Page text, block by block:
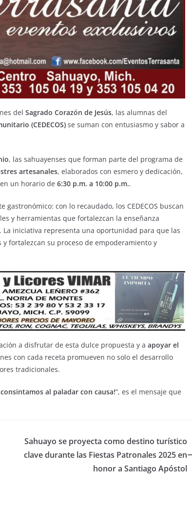
del Sagrado Corazón de Jesús, las alumnas del
(CEDECOS) se suman con entusiasmo y sabor a
, las sahuayenses que forman parte del programa de
artesanales, elaborados con esmero y dedicación,
un horario de 6:30 p.m. a 10:00 p.m..
con lo recaudado, los CEDECOS buscan
y herramientas que fortalezcan la enseñanza
iniciativa representa una oportunidad para que las
y fortalezcan su proceso de empoderamiento y
a disfrutar de esta dulce propuesta y a apoyar el
con cada receta promueven no solo el desarrollo
tradicionales.
al paladar con causa!”, es el mensaje que
Sahuayo se proyecta como destino turístico
clave durante las Fiestas Patronales 2025 en
honor a Santiago Apóstol